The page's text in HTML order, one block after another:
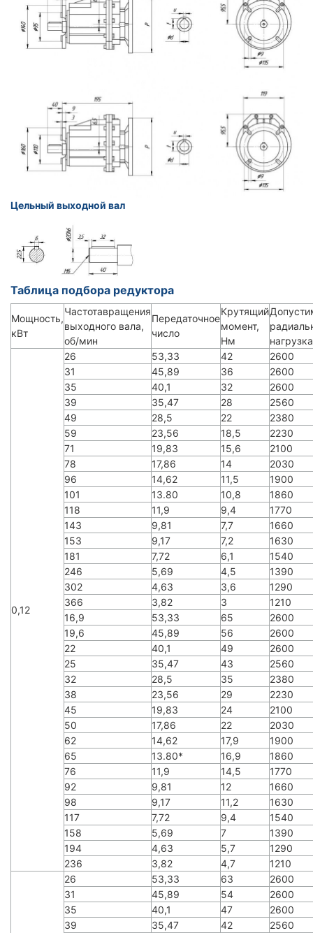
Цельный выходной вал
Таблица подбора редуктора
Мощность,
кВт
Частотавращения
выходного вала,
об/мин
Передаточное
число
Крутящий
момент,
Нм
0,12
26 53,33 42
2600
31
45,89 36
2600
35
40,1 32
2600
39
35,47 28
2560
49
28,5 22
2380
59
23,56 18,5
2230
71
19,83 15,6
2100
78
17,86 14
2030
96
14,62 11,5
1900
101
13.80 10,8
1860
118
11,9 9,4
1770
143
9,81 7,7
1660
153
9,17 7,2
1630
181
7,72 6,1
1540
246
5,69 4,5
1390
302
4,63 3,6
1290
366
3,82 3
1210
16,9
53,33 65
2600
19,6
45,89 56
2600
22
40,1 49
2600
25
35,47 43
2560
32
28,5 35
2380
38
23,56 29
2230
45
19,83 24
2100
50
17,86 22
2030
62
14,62 17,9
1900
65
13.80* 16,9
1860
76
11,9 14,5
1770
92
9,81 12
1660
98
9,17 11,2
1630
117
7,72 9,4
1540
158
5,69 7
1390
194
4,63 5,7
1290
236
3,82 4,7 1210
26 53,33 63
2600
31
45,89 54
2600
35
40,1 47
2600
39
35,47 42
2560